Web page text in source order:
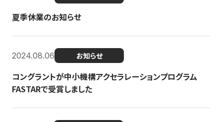
夏季休業のお知らせ
2024.08.06 お知らせ
コングラントが中小機構アクセラレーションプログラム
FASTARで受賞しました